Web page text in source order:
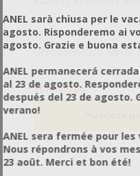
Θερμοθαλάμου Πάνελ
Σε Απόθεμα
ANEL sarà chiusa per le
agosto. Risponderemo ai
agosto. Grazie e buona
ANEL permanecerá
al 23 de agosto.
después del 23 de agosto.
verano!
ANEL sera fermée pour
Nous répondrons à vos
23 août. Merci et bon été!